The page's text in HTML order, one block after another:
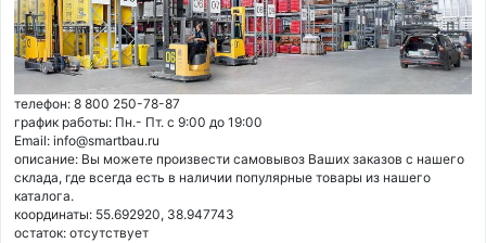
телефон: 8 800 250-78-87
график работы: Пн.- Пт. с 9:00 до 19:00
Email: info@smartbau.ru
описание: Вы можете произвести самовывоз Ваших заказов с нашего
склада, где всегда есть в наличии популярные товары из нашего
каталога.
координаты: 55.692920, 38.947743
остаток: отсутствует